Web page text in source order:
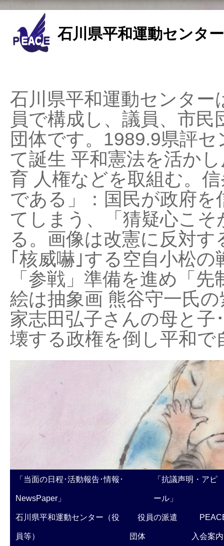
石川県平和運動センタ
石川県平和運動センタ
員で構成し、議員、市
団体です。1989.9県評
て誕生 平和憲法を活か
育 人権などを取組む。
である」：国民が政府
てしまう、「猜疑心こ
る。画像は改憲に反対
｢核威嚇｣する空自小松
「参戦」準備を進め「
絵は抽象画 熊谷守一氏
家志田弘子さんの母と子
壊する政権を倒し平和
「当面の日程･活動報告･情報･
NewsPaper」
「抗議声明・アピ
ール」
石川県平和運動センター（役
員等）
役員の派遣
団体 入会案内